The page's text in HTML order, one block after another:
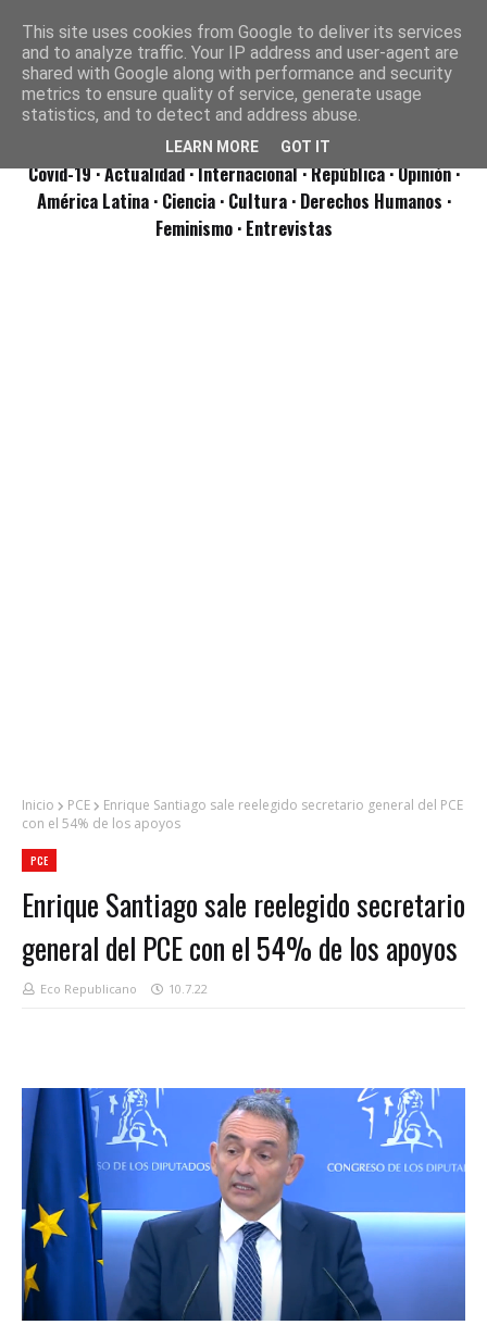
Covid-19· Actualidad· Internacional· República· Opinión·
América Latina · Ciencia · Cultura · Derechos Humanos ·
Feminismo · Entrevistas
Inicio PCE
Enrique Santiago sale reelegido secretario general del PCE
con el 54% de los apoyos
PCE
Enrique Santiago sale reelegido secretario
general del PCE con el 54% de los apoyos
Eco Republicano 10.7.22
This site uses cookies from Google to deliver its services
and to analyze traffic. Your IP address and user-agent are
shared with Google along with performance and security
metrics to ensure quality of service, generate usage
statistics, and to detect and address abuse.
LEARN MORE GOT IT